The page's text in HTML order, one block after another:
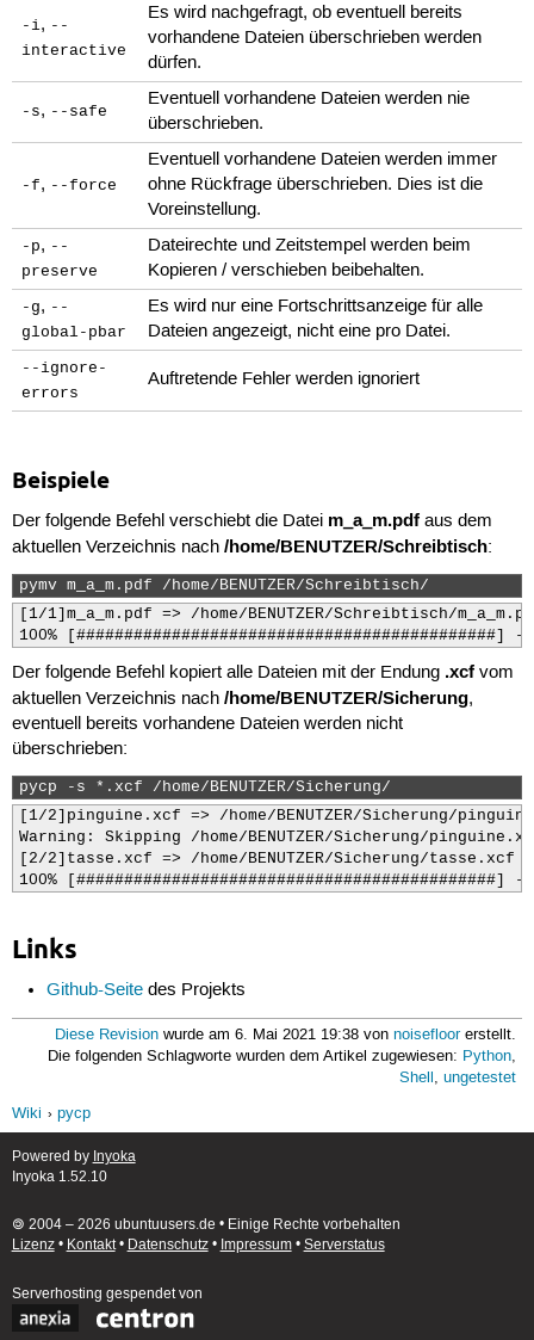
-i, --
interactive
Es wird nachgefragt, ob eventuell bereits
vorhandene Dateien überschrieben werden
dürfen.
-s, --safe
Eventuell vorhandene Dateien werden nie
überschrieben.
-f, --force
Eventuell vorhandene Dateien werden immer
ohne Rückfrage überschrieben. Dies ist die
Voreinstellung.
-p, --
preserve
Dateirechte und Zeitstempel werden beim
Kopieren / verschieben beibehalten.
-g, --
global-pbar
Es wird nur eine Fortschrittsanzeige für alle
Dateien angezeigt, nicht eine pro Datei.
--ignore-
errors
Auftretende Fehler werden ignoriert
Beispiele
Der folgende Befehl verschiebt die Datei m_a_m.pdfaus dem
aktuellen Verzeichnis nach /home/BENUTZER/Schreibtisch:
pymv m_a_m.pdf /home/BENUTZER/Schreibtisch/
[1/1]m_a_m.pdf => /home/BENUTZER/Schreibtisch/
100%
Der folgende Befehl kopiert alle Dateien mit der Endung .xcfvom
aktuellen Verzeichnis nach /home/BENUTZER/Sicherung,
eventuell bereits vorhandene Dateien werden nicht
überschrieben:
pycp -s *.xcf /home/BENUTZER/Sicherung/
[1/2]pinguine.xcf => /home/BENUTZER/Sicherung/
Warning: Skipping /home/BENUTZER/Sicherung/
[2/2]tasse.xcf => /home/BENUTZER/Sicherung/tasse.xcf
100%
Links
Github-Seite des Projekts
Diese Revision wurde am 6. Mai 2021 19:38 vonnoisefloorerstellt.
Die folgenden Schlagworte wurden dem Artikel zugewiesen: Python,
Shell,ungetestet
Wiki
pycp
Powered by Inyoka
Inyoka 1.52.10
🄯 2004 – 2026 ubuntuusers.de • Einige Rechte vorbehalten
Lizenz• Kontakt• Datenschutz• Impressum• Serverstatus
Serverhosting gespendet von